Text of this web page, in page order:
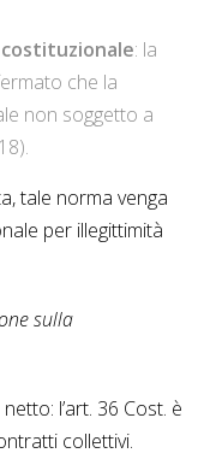
: la
che la
non soggetto a
tale norma venga
per illegittimità
sulla
l’art. 36 Cost. è
collettivi.